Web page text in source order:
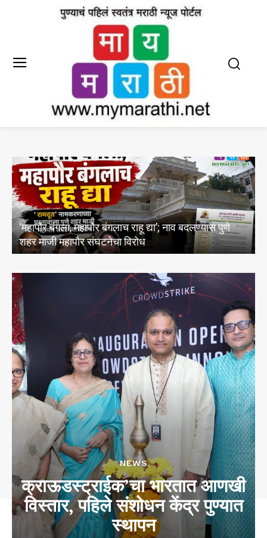
स्वच्छता सप्ताहात कसबा पेठ क्षेत्रीय कार्यालय अव्वल;
शिवाजीनगर-घोले रोड दुसरे, नगररोड-वाघोली तिसरे
NEWS
क्राऊडस्ट्राईक’चा भारतात आणखी
विस्तार, पहिले संशोधन केंद्र पुण्यात
स्थापन